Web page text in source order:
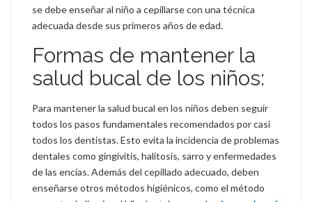
se debe enseñar al niño a cepillarse con una técnica
adecuada desde sus primeros años de edad.
Formas de mantener la
salud bucal de los niños:
Para mantener la salud bucal en los niños deben seguir
todos los pasos fundamentales recomendados por casi
todos los dentistas. Esto evita la incidencia de problemas
dentales como gingivitis, halitosis, sarro y enfermedades
de las encías. Además del cepillado adecuado, deben
enseñarse otros métodos higiénicos, como el método